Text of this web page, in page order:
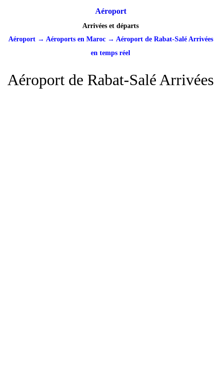
Aéroport
Arrivées et départs
Aéroport→ Aéroports en Maroc→ Aéroport de Rabat-Salé Arrivées
en temps réel
Aéroport de Rabat-Salé Arrivées